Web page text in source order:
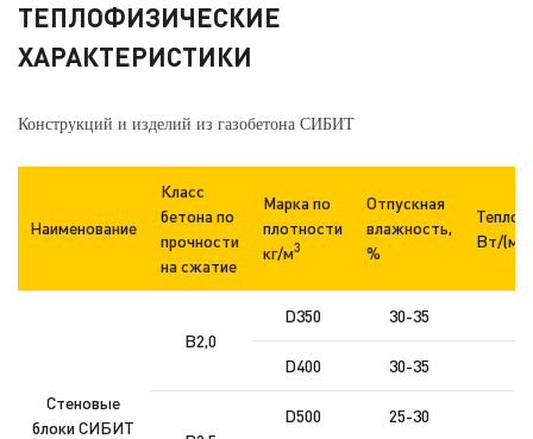
ТЕПЛОФИЗИЧЕСКИЕ
ХАРАКТЕРИСТИКИ
Конструкций и изделий из газобетона СИБИТ
Наименование
Класс
бетона по
прочности
на сжатие
Марка по
плотности
кг/м3
Отпускная
влажность,
%
Вт/
Стеновые
блоки СИБИТ
B2,0
D350 30-35
D400 30-35
D500 25-30